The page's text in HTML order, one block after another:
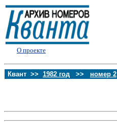
О проекте
Квант >> 1982 год >> номер 2